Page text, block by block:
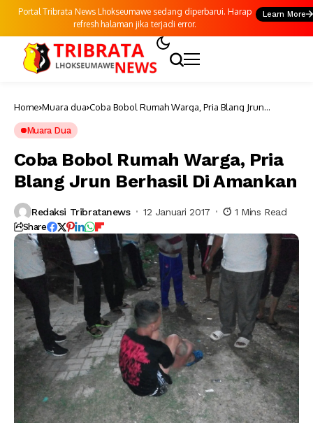
Portal Tribrata News Lhokseumawe sedang diperbarui. Harap
refresh halaman jika terjadi error.
Learn More
Home Muara dua Coba Bobol Rumah Warga, Pria Blang Jrun
Muara Dua
Coba Bobol Rumah Warga, Pria
Blang Jrun Berhasil Di Amankan
Redaksi Tribratanews 12 Januari 2017 1 Mins Read
Share